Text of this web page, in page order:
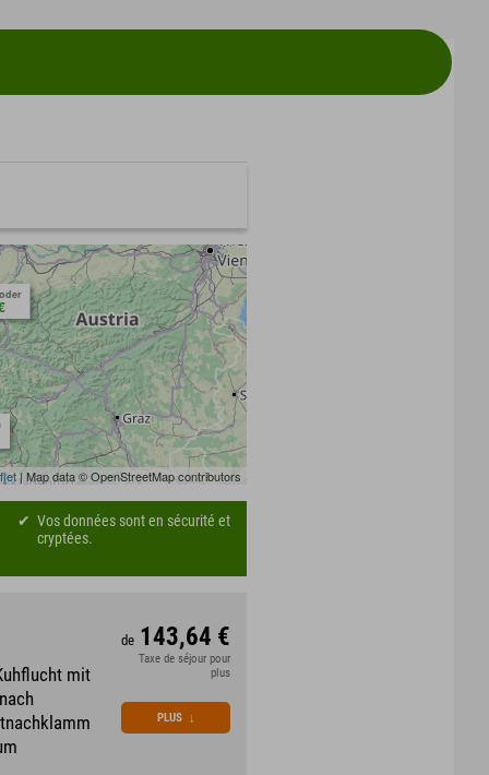
| Map data © OpenStreetMap contributors
Vos données sont en sécurité et
cryptées.
mit
de 143,64 €
Taxe de séjour pour
plus
PLUS ↓